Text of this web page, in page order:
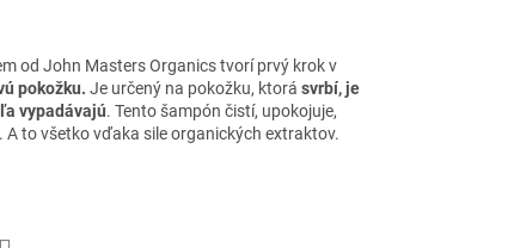
od John Masters Organics tvorí prvý krok v
pokožku. Je určený na pokožku, ktorá svrbí, je
vypadávajú. Tento šampón čistí, upokojuje,
to všetko vďaka sile organických extraktov.